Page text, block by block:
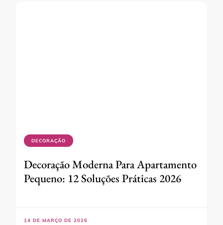
DECORAÇÃO
Decoração Moderna Para Apartamento
Pequeno: 12 Soluções Práticas 2026
14 DE MARÇO DE 2026